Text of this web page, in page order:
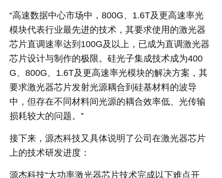
“高速数据中心市场中，800G、1.6T及更高速率光
模块代表行业最先进的技术，其要求使用的激光器
芯片直调速率达到100G及以上，已成为直调激光器
芯片设计与制作的极限。硅光子集成技术成为400
G、800G、1.6T及更高速率光模块的解决方案，其
要求激光器芯片发射光源耦合到硅基材料的波导
中，但存在不同材料间光源的耦合效率低、光传输
损耗较大的问题。”
接下来，源杰科技又具体说明了公司在激光器芯片
上的技术研发进度：
源杰科技“大功率激光器芯片技术完成以下难点开